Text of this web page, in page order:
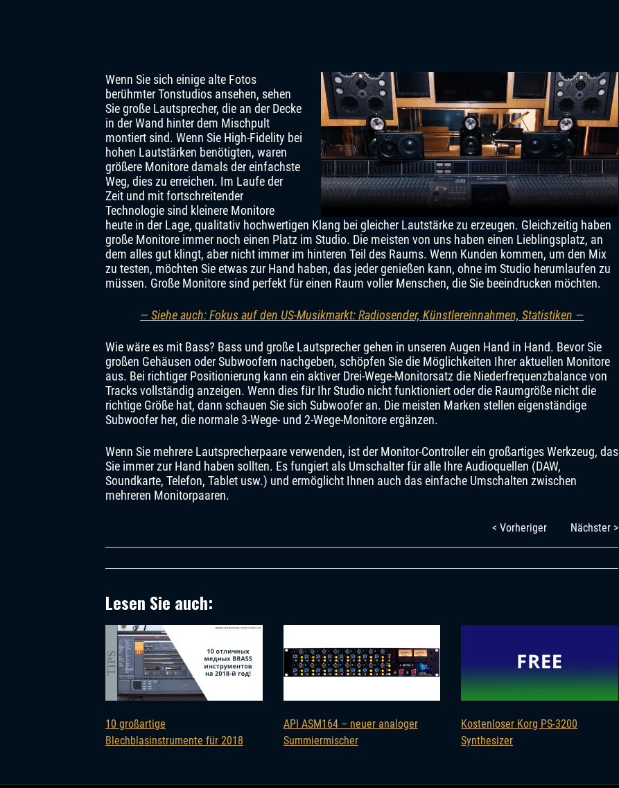
Wenn Sie sich einige alte Fotos
berühmter Tonstudios ansehen, sehen
Sie große Lautsprecher, die an der Decke
in der Wand hinter dem Mischpult
montiert sind. Wenn Sie High-Fidelity bei
hohen Lautstärken benötigten, waren
größere Monitore damals der einfachste
Weg, dies zu erreichen. Im Laufe der
Zeit und mit fortschreitender
Technologie sind kleinere Monitore
heute in der Lage, qualitativ hochwertigen Klang bei gleicher Lautstärke zu erzeugen. Gleichzeitig haben
große Monitore immer noch einen Platz im Studio. Die meisten von uns haben einen Lieblingsplatz, an
dem alles gut klingt, aber nicht immer im hinteren Teil des Raums. Wenn Kunden kommen, um den Mix
zu testen, möchten Sie etwas zur Hand haben, das jeder genießen kann, ohne im Studio herumlaufen zu
müssen. Große Monitore sind perfekt für einen Raum voller Menschen, die Sie beeindrucken möchten.
— Siehe auch: Fokus auf den US-Musikmarkt: Radiosender, Künstlereinnahmen, Statistiken —
Wie wäre es mit Bass? Bass und große Lautsprecher gehen in unseren Augen Hand in Hand. Bevor Sie
großen Gehäusen oder Subwoofern nachgeben, schöpfen Sie die Möglichkeiten Ihrer aktuellen Monitore
aus. Bei richtiger Positionierung kann ein aktiver Drei-Wege-Monitorsatz die Niederfrequenzbalance von
Tracks vollständig anzeigen. Wenn dies für Ihr Studio nicht funktioniert oder die Raumgröße nicht die
richtige Größe hat, dann schauen Sie sich Subwoofer an. Die meisten Marken stellen eigenständige
Subwoofer her, die normale 3-Wege- und 2-Wege-Monitore ergänzen.
Wenn Sie mehrere Lautsprecherpaare verwenden, ist der Monitor-Controller ein großartiges Werkzeug, das
Sie immer zur Hand haben sollten. Es fungiert als Umschalter für alle Ihre Audioquellen (DAW,
Soundkarte, Telefon, Tablet usw.) und ermöglicht Ihnen auch das einfache Umschalten zwischen
mehreren Monitorpaaren.
< Vorheriger Nächster >
Lesen Sie auch:
10 großartige
Blechblasinstrumente für 2018
API ASM164 – neuer analoger
Summiermischer
Kostenloser Korg PS-3200
Synthesizer